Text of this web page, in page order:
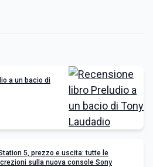
a un bacio di
5, prezzo e uscita: tutte le
sulla nuova console Sony